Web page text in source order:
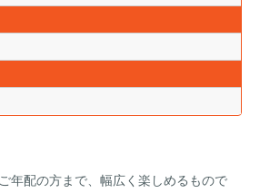
年配の方まで、幅広く楽しめるもので